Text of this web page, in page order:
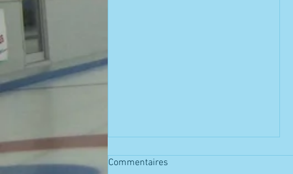
Location de notre salle
Commentaires